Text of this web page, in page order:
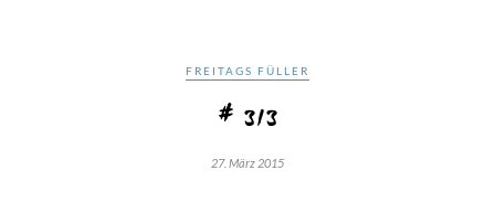
FREITAGS FÜLLER
# 313
27. März 2015